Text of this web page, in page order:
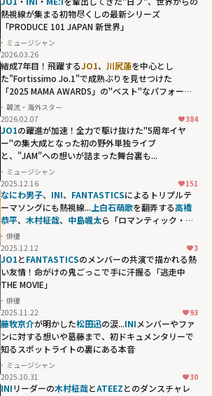
熱視線が集まる初物尽くしの最新シリーズ
「PRODUCE 101 JAPAN 新世界」
ミュージシャン
2026.03.26
結成7年目！飛躍するJO1、 川尻蓮を中心とし
た"Fortissimo Jo.1"で成熟ぶりを見せつけた
「2025 MAMA AWARDS」の"ベスト"なパフォーマ
ンス
韓流・海外スター
2026.02.07
384
JO1の躍進が加速！全力で駆け抜けた"5周年イヤ
ー"の集大成となった初の野外単独ライブ
と、"JAM"への想いが詰まった舞台裏も...
ミュージシャン
2025.12.16
151
なにわ男子、 INI、 FANTASTICSによるトリプルテ
ーマソングにも熱視線...上白石萌歌を翻弄する高橋
恭平、 木村柾哉、 中島颯太ら「ロマンティック・キ
ラー」に参戦する豪華すぎる面々
俳優
2025.12.12
3
JO1とFANTASTICSのメンバーの共演で描かれる熱
い友情！命がけの鬼ごっこで手に汗握る「逃走中
THE MOVIE」
俳優
2025.11.22
93
藤牧京介が明かした松田迅の涙...INIメンバーやファ
ンに対する想いや葛藤まで、初ドキュメンタリーで
知るスポットライトの裏にある本音
ミュージシャン
2025.10.31
30
INIリーダーの木村柾哉とATEEZとのダンスチャレ